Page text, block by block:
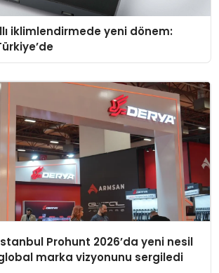
iklimlendirmede yeni dönem:
Prohunt 2026’da yeni nesil
marka vizyonunu sergiledi